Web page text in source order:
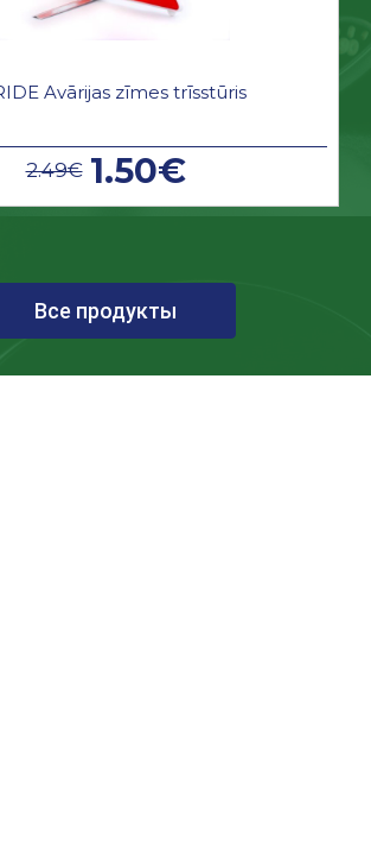
Avārijas zīmes trīsstūris
2.49€ 1.50€
Все продукты